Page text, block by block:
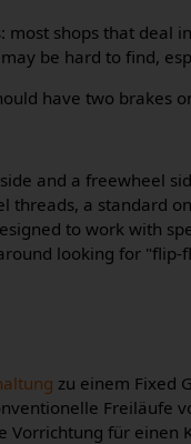
shops that deal
be hard to find,
have two brakes
and a freewheel
a standard
to work with
looking for "flip-
zu einem Fixed
Freiläufe
Vorrichtung für einen